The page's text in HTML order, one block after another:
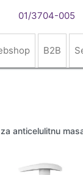
01/3704-005
B2B
za anticelulitnu